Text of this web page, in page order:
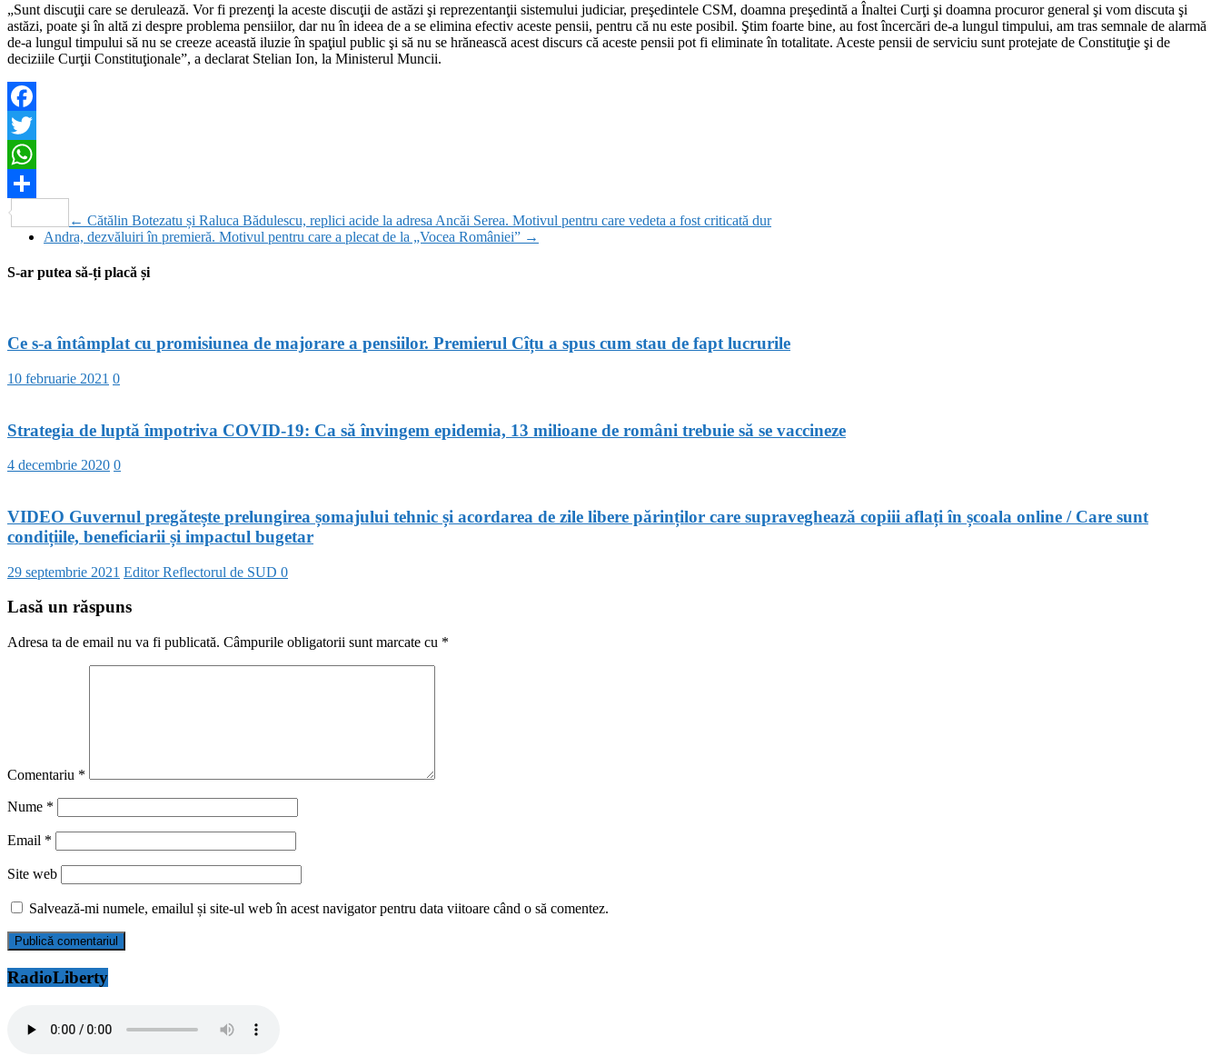
„Sunt discuţii care se derulează. Vor fi prezenţi la aceste discuţii de astăzi şi reprezentanţii sistemului judiciar, preşedintele CSM, doamna preşedintă a Înaltei Curţi şi doamna procuror general şi vom discuta şi
astăzi, poate şi în altă zi despre problema pensiilor, dar nu în ideea de a se elimina efectiv aceste pensii, pentru că nu este posibil. Ştim foarte bine, au fost încercări de-a lungul timpului, am tras semnale de alarmă
de-a lungul timpului să nu se creeze această iluzie în spaţiul public şi să nu se hrănească acest discurs că aceste pensii pot fi eliminate în totalitate. Aceste pensii de serviciu sunt protejate de Constituţie şi de
deciziile Curţii Constituţionale”, a declarat Stelian Ion, la Ministerul Muncii.
Facebook
Twitter
WhatsApp
Partajează
← Cătălin Botezatu și Raluca Bădulescu, replici acide la adresa Ancăi Serea. Motivul pentru care vedeta a fost criticată dur
Andra, dezvăluiri în premieră. Motivul pentru care a plecat de la „Vocea României” →
S-ar putea să-ți placă și
Ce s-a întâmplat cu promisiunea de majorare a pensiilor. Premierul Cîțu a spus cum stau de fapt lucrurile
10 februarie 2021 0
Strategia de luptă împotriva COVID-19: Ca să învingem epidemia, 13 milioane de români trebuie să se vaccineze
4 decembrie 2020 0
​VIDEO Guvernul pregătește prelungirea șomajului tehnic și acordarea de zile libere părinților care supraveghează copiii aflați în școala online / Care sunt
condițiile, beneficiarii și impactul bugetar
29 septembrie 2021 Editor Reflectorul de SUD 0
Lasă un răspuns
Adresa ta de email nu va fi publicată. Câmpurile obligatorii sunt marcate cu *
Comentariu *
Nume *
Email *
Site web
Salvează-mi numele, emailul și site-ul web în acest navigator pentru data viitoare când o să comentez.
RadioLiberty